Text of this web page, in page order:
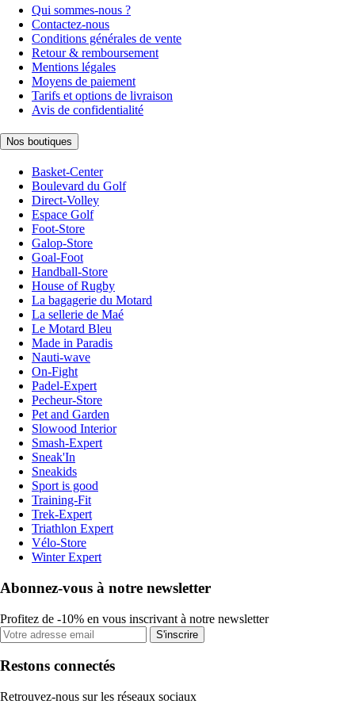
Qui sommes-nous ?
Contactez-nous
Conditions générales de vente
Retour & remboursement
Mentions légales
Moyens de paiement
Tarifs et options de livraison
Avis de confidentialité
Nos boutiques
Basket-Center
Boulevard du Golf
Direct-Volley
Espace Golf
Foot-Store
Galop-Store
Goal-Foot
Handball-Store
House of Rugby
La bagagerie du Motard
La sellerie de Maé
Le Motard Bleu
Made in Paradis
Nauti-wave
On-Fight
Padel-Expert
Pecheur-Store
Pet and Garden
Slowood Interior
Smash-Expert
Sneak'In
Sneakids
Sport is good
Training-Fit
Trek-Expert
Triathlon Expert
Vélo-Store
Winter Expert
Abonnez-vous à notre newsletter
Profitez de -10% en vous inscrivant à notre newsletter
S'inscrire
Restons connectés
Retrouvez-nous sur les réseaux sociaux